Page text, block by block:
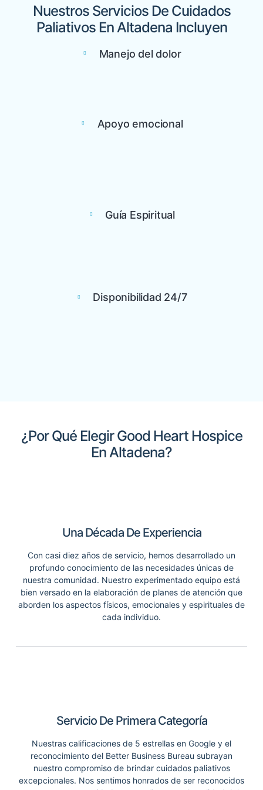
Nuestros Servicios De Cuidados
Paliativos En Altadena Incluyen
Manejo del dolor
Apoyo emocional
Guía Espiritual
Disponibilidad 24/7
¿Por Qué Elegir Good Heart Hospice
En Altadena?
Una Década De Experiencia
Con casi diez años de servicio, hemos desarrollado un
profundo conocimiento de las necesidades únicas de
nuestra comunidad. Nuestro experimentado equipo está
bien versado en la elaboración de planes de atención que
aborden los aspectos físicos, emocionales y espirituales de
cada individuo.
Servicio De Primera Categoría
Nuestras calificaciones de 5 estrellas en Google y el
reconocimiento del Better Business Bureau subrayan
nuestro compromiso de brindar cuidados paliativos
excepcionales. Nos sentimos honrados de ser reconocidos